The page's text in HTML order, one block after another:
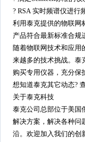
? RSA 实时频谱仪进行
利用泰克提供的物联网
产品符合最新标准合规
随着物联网技术和应
来越多的技术挑战。泰
购买专用仪器，充分保
想知道泰克其它动态?
关于泰克科技
泰克公司总部位于美国
解决方案，解决各种问
沿。欢迎加入我们的创